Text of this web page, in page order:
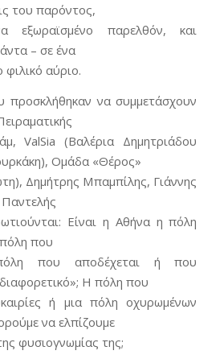
του παρόντος,
εξωραϊσμένο παρελθόν, και
– σε ένα
αύριο.
προσκλήθηκαν να συμμετάσχουν
ValSia (Βαλέρια Δημητριάδου
Ομάδα «Θέρος»
Δημήτρης Μπαμπίλης, Γιάννης
Είναι η Αθήνα η πόλη
που
που αποδέχεται ή που
Η πόλη που
ή μια πόλη οχυρωμένων
να ελπίζουμε
φυσιογνωμίας της;